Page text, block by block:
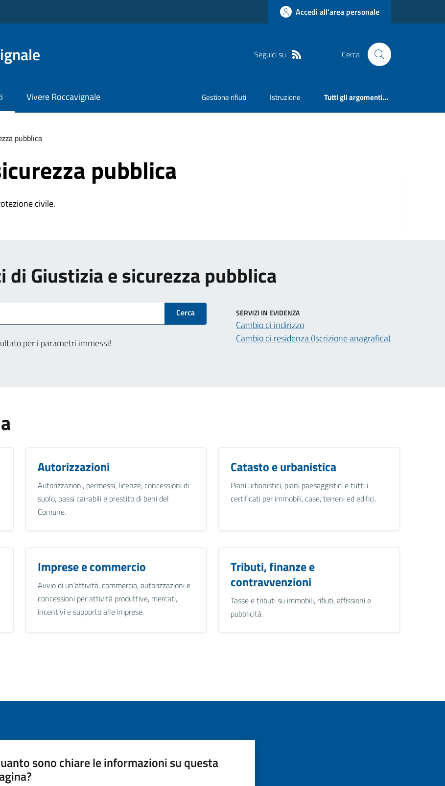
Accedi all'area personale
Seguici su Cerca
Vivere Roccavignale Gestione rifiuti Istruzione Tutti gli argomenti...
pubblica
pubblica
civile.
Giustizia e sicurezza pubblica
Cerca
per i parametri immessi!
SERVIZI IN EVIDENZA
Cambio di indirizzo
Cambio di residenza (Iscrizione anagrafica)
Autorizzazioni
Autorizzazioni, permessi, licenze, concessioni di
suolo, passi carrabili e prestito di beni del
Comune.
Catasto e urbanistica
Piani urbanistici, piani paesaggistici e tutti i
certificati per immobili, case, terreni ed edifici.
Imprese e commercio
Avvio di un’attività, commercio, autorizzazioni e
concessioni per attività produttive, mercati,
incentivi e supporto alle imprese.
Tributi, finanze e
contravvenzioni
Tasse e tributi su immobili, rifiuti, affissioni e
pubblicità.
sono chiare le informazioni su questa